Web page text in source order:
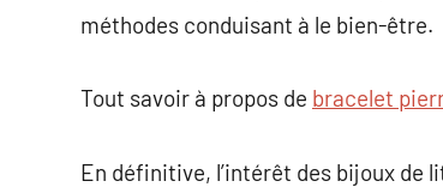
méthodes conduisant à le bien-être.
Tout savoir à propos de bracelet
En définitive, l’intérêt des bijoux de